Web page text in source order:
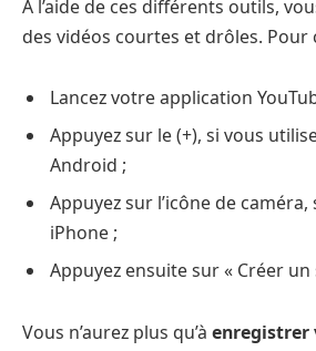
À l’aide de ces différents outils,
des vidéos courtes et drôles. Pour
Lancez votre application
Appuyez sur le (+), si vous
Android ;
Appuyez sur l’icône de caméra,
iPhone ;
Appuyez ensuite sur « Créer un
Vous n’aurez plus qu’à enregistrer